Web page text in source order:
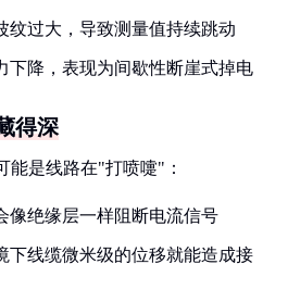
纹过大，导致测量值持续跳动
下降，表现为间歇性断崖式掉电
得深
能是线路在"打喷嚏"：
像绝缘层一样阻断电流信号
下线缆微米级的位移就能造成接